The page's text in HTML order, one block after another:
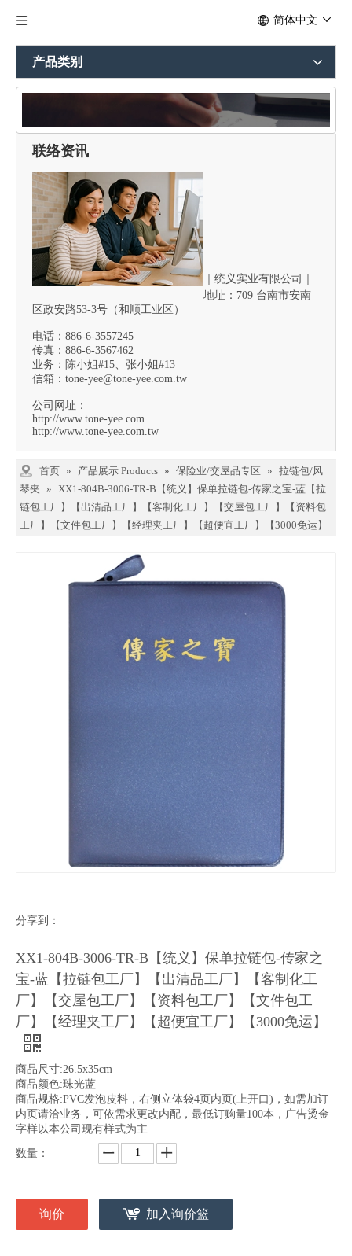
简体中文
产品类别
联络资讯
｜ 统义实业有限公司｜
地址：709 台南市安南
区政安路53-3号（和顺工业区）
电话：886-6-3557245
传真：886-6-3567462
业务：陈小姐#15、张小姐#13
信箱： tone-yee@tone-yee.com.tw
公司网址：
http://www.tone-yee.com
http://www.tone-yee.com.tw
首页 » 产品展示 Products » 保险业/交屋品专区 » 拉链包/风
琴夹 »
XX1-804B-3006-TR-B【统义】保单拉链包-传家之宝-蓝【拉
链包工厂】【出清品工厂】【客制化工厂】【交屋包工厂】【资料包
工厂】【文件包工厂】【经理夹工厂】【超便宜工厂】【3000免运】
分享到：
XX1-804B-3006-TR-B【统义】保单拉链包-传家之
宝-蓝【拉链包工厂】【出清品工厂】【客制化工
厂】【交屋包工厂】【资料包工厂】【文件包工
厂】【经理夹工厂】【超便宜工厂】【3000免运】
商品尺寸:26.5x35cm
商品颜色:珠光蓝
商品规格:PVC发泡皮料，右侧立体袋4页内页(上开口)，如需加订
内页请洽业务，可依需求更改内配，最低订购量100本，广告烫金
字样以本公司现有样式为主
数量：
询价 加入询价篮